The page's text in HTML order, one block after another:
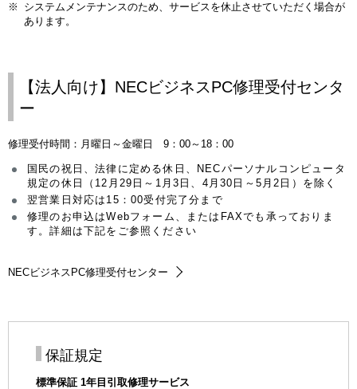
※
システムメンテナンスのため、サービスを休止させていただく場合が
あります。
【法人向け】NECビジネスPC修理受付センタ
ー
修理受付時間：月曜日～金曜日 9：00～18：00
国民の祝日、法律に定める休日、NECパーソナルコンピュータ
規定の休日（12月29日～1月3日、4月30日～5月2日）を除く
翌営業日対応は15：00受付完了分まで
修理のお申込はWebフォーム、またはFAXでも承っておりま
す。詳細は下記をご参照ください
NECビジネスPC修理受付センター
保証規定
標準保証 1年目引取修理サービス